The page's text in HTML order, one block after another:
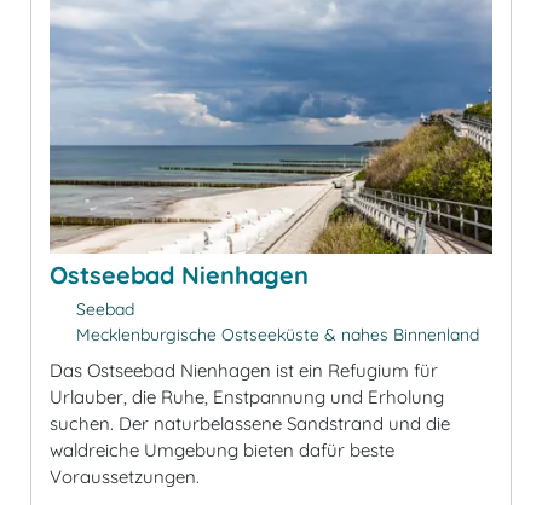
Ostseebad Nienhagen
Seebad
Mecklenburgische Ostseeküste & nahes Binnenland
Das Ostseebad Nienhagen ist ein Refugium für
Urlauber, die Ruhe, Enstpannung und Erholung
suchen. Der naturbelassene Sandstrand und die
waldreiche Umgebung bieten dafür beste
Voraussetzungen.